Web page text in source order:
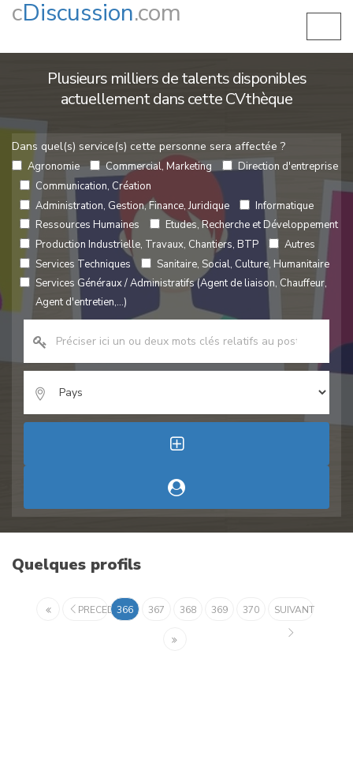
cDiscussion.com
Plusieurs milliers de talents disponibles
actuellement dans cette CVthèque
Dans quel(s) service(s) cette personne sera affectée ?
Agronomie Commercial, Marketing
Direction d'entreprise
Communication, Création
Administration, Gestion, Finance, Juridique
Informatique
Ressources Humaines
Etudes, Recherche et Développement
Production Industrielle, Travaux, Chantiers, BTP
Autres
Services Techniques
Sanitaire, Social, Culture, Humanitaire
Services Généraux / Administratifs (Agent de liaison, Chauffeur,
Agent d'entretien,...)
Quelques profils
PRECEDENT
366 367 368 369 370 SUIVANT